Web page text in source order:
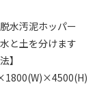
脱水汚泥ホッパー
水と土を分けます
】